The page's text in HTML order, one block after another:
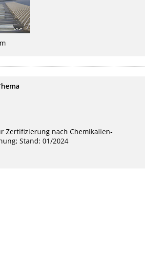
Zertifizierung nach Chemikalien-
Stand: 01/2024